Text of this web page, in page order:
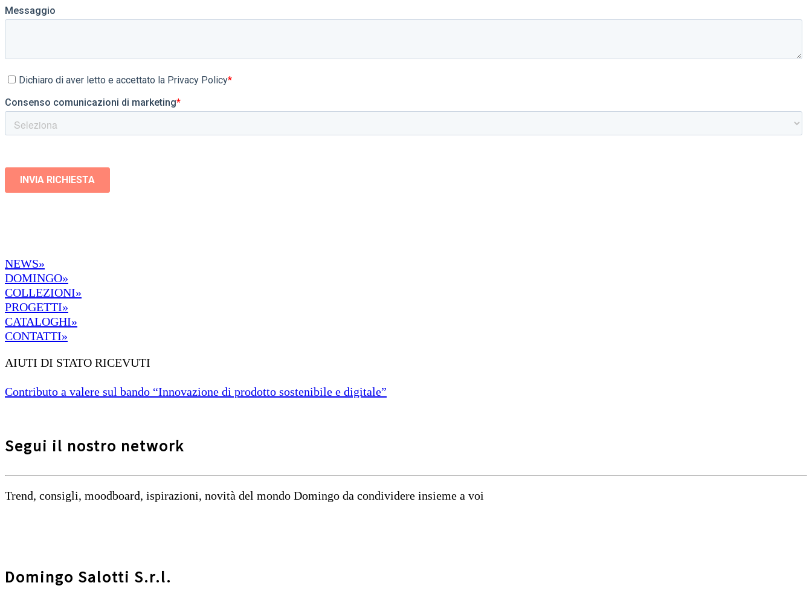
NEWS»
DOMINGO»
COLLEZIONI»
PROGETTI»
CATALOGHI»
CONTATTI»
AIUTI DI STATO RICEVUTI
Contributo a valere sul bando “Innovazione di prodotto sostenibile e digitale”
Segui il nostro network
Trend, consigli, moodboard, ispirazioni, novità del mondo Domingo da condividere insieme a voi
Domingo Salotti S.r.l.